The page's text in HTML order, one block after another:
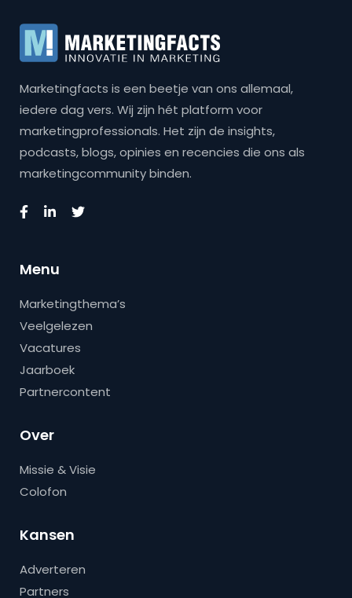
Marketingfacts is een beetje van ons allemaal,
iedere dag vers. Wij zijn hét platform voor
marketingprofessionals. Het zijn de insights,
podcasts, blogs, opinies en recencies die ons als
marketingcommunity binden.
Menu
Marketingthema’s
Veelgelezen
Vacatures
Jaarboek
Partnercontent
Over
Missie & Visie
Colofon
Kansen
Adverteren
Partners